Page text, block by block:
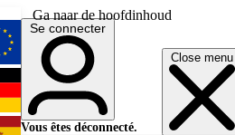
Ga naar de hoofdinhoud
Close menu
English
Deutsch
Se connecter
Vous êtes déconnecté.